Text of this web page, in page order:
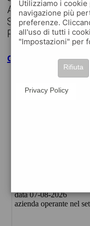
AI
Scolastica/
Posizione L'A...
clicca per
ADDETTO/A
data 07-08-2026
azienda operante nel
Utilizziamo i
navigazione più
preferenze.
all'uso di tutti i
"Impostazioni" per
Rifiuta
Privacy Policy